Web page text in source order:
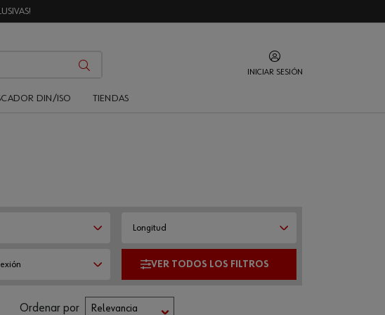
INICIAR SESIÓN
DIN/ISO TIENDAS
Longitud
Ordenar por